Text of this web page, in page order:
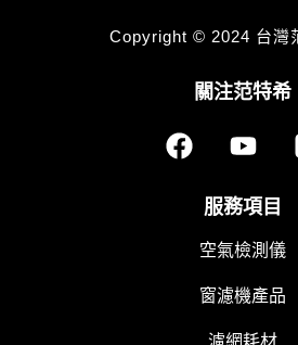
Copyright © 2024 台灣
關注范特希
F
a
Y
o
t
u
b
e
服務項目
空氣檢測儀
窗濾機產品
濾網耗材